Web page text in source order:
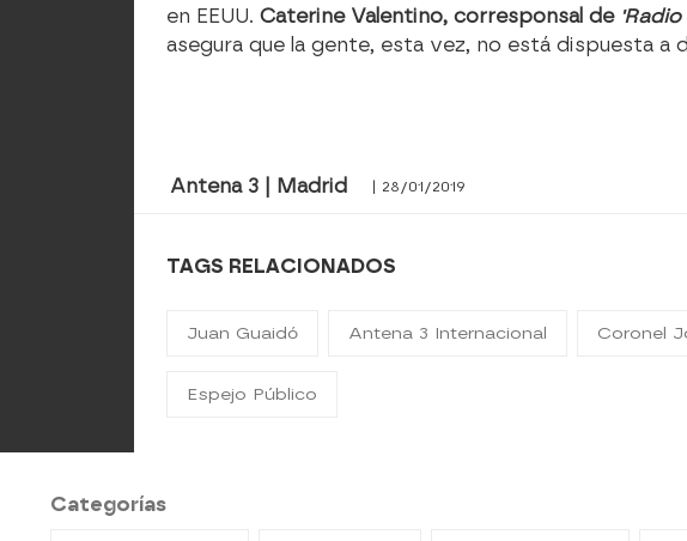
en EEUU.Caterine Valentino, corresponsal de
asegura que la gente, esta vez, no está dispuesta a
Antena 3 | Madrid | 28/01/2019
TAGS RELACIONADOS
Juan Guaidó Antena 3 Internacional Coronel
Espejo Público
Categorías